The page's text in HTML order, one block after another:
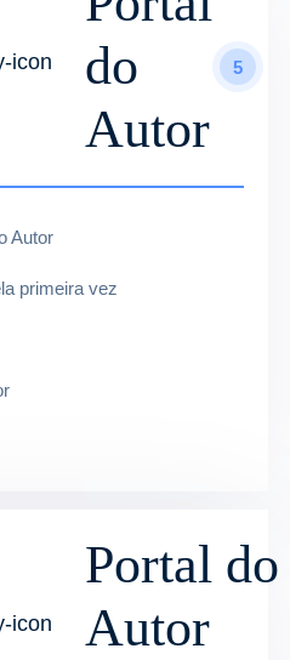
do
Autor
5
Autor
primeira vez
Portal do
Autor